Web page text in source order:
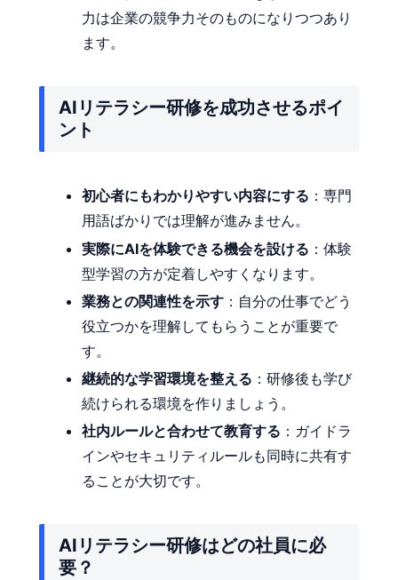
力は企業の競争力そのものになりつつあり
ます。
AIリテラシー研修を成功させるポイ
ント
初心者にもわかりやすい内容にする ：専門
用語ばかりでは理解が進みません。
実際にAIを体験できる機会を設ける ：体験
型学習の方が定着しやすくなります。
業務との関連性を示す ：自分の仕事でどう
役立つかを理解してもらうことが重要で
す。
継続的な学習環境を整える ：研修後も学び
続けられる環境を作りましょう。
社内ルールと合わせて教育する ：ガイドラ
インやセキュリティルールも同時に共有す
ることが大切です。
AIリテラシー研修はどの社員に必
要？